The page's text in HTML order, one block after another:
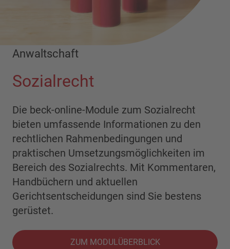
Anwaltschaft
Sozialrecht
Die beck-online-Module zum Sozialrecht
bieten umfassende Informationen zu den
rechtlichen Rahmenbedingungen und
praktischen Umsetzungsmöglichkeiten im
Bereich des Sozialrechts. Mit Kommentaren,
Handbüchern und aktuellen
Gerichtsentscheidungen sind Sie bestens
gerüstet.
ZUM MODULÜBERBLICK